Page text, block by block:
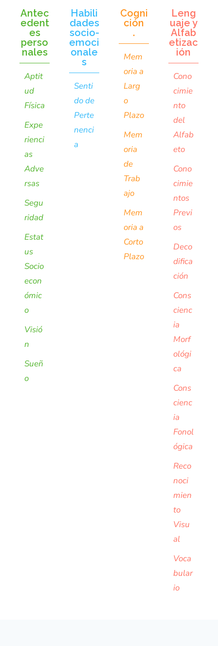
Antec
edent
es
perso
nales
Aptit
ud
Física
Expe
rienci
as
Adve
rsas
Segu
ridad
Estat
us
Socio
econ
ómic
o
Visió
n
Sueñ
o
Habili
dades
socio-
emoci
onale
s
Senti
do de
Perte
nenci
a
Cogni
ción
.
Mem
oria a
Larg
o
Plazo
Mem
oria
de
Trab
ajo
Mem
oria a
Corto
Plazo
Leng
uaje y
Alfab
etizac
ión
Cono
cimie
nto
del
Alfab
eto
Cono
cimie
ntos
Previ
os
Deco
difica
ción
Cons
cienc
ia
Morf
ológi
ca
Cons
cienc
ia
Fonol
ógica
Reco
noci
mien
to
Visu
al
Voca
bular
io